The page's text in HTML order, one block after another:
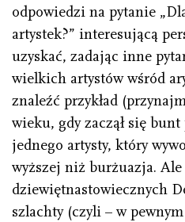
odpowiedzi na pytanie
artystek?” interesującą
uzyskać, zadając inne
wielkich artystów wśród
znaleźć przykład
wieku, gdy zaczął się
jednego artysty, który
wyższej niż burżuazja.
dziewiętnastowiecznych
szlachty (czyli – w